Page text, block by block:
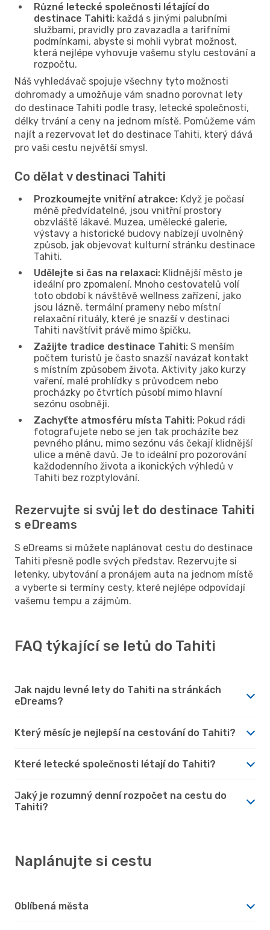
Různé letecké společnosti létající do
destinace Tahiti: každá s jinými palubními
službami, pravidly pro zavazadla a tarifními
podmínkami, abyste si mohli vybrat možnost,
která nejlépe vyhovuje vašemu stylu cestování a
rozpočtu.
Náš vyhledávač spojuje všechny tyto možnosti
dohromady a umožňuje vám snadno porovnat lety
do destinace Tahiti podle trasy, letecké společnosti,
délky trvání a ceny na jednom místě. Pomůžeme vám
najít a rezervovat let do destinace Tahiti, který dává
pro vaši cestu největší smysl.
Co dělat v destinaci Tahiti
Prozkoumejte vnitřní atrakce: Když je počasí
méně předvídatelné, jsou vnitřní prostory
obzvláště lákavé. Muzea, umělecké galerie,
výstavy a historické budovy nabízejí uvolněný
způsob, jak objevovat kulturní stránku destinace
Tahiti.
Udělejte si čas na relaxaci: Klidnější město je
ideální pro zpomalení. Mnoho cestovatelů volí
toto období k návštěvě wellness zařízení, jako
jsou lázně, termální prameny nebo místní
relaxační rituály, které je snazší v destinaci
Tahiti navštívit právě mimo špičku.
Zažijte tradice destinace Tahiti: S menším
počtem turistů je často snazší navázat kontakt
s místním způsobem života. Aktivity jako kurzy
vaření, malé prohlídky s průvodcem nebo
procházky po čtvrtích působí mimo hlavní
sezónu osobněji.
Zachyťte atmosféru místa Tahiti: Pokud rádi
fotografujete nebo se jen tak procházíte bez
pevného plánu, mimo sezónu vás čekají klidnější
ulice a méně davů. Je to ideální pro pozorování
každodenního života a ikonických výhledů v
Tahiti bez rozptylování.
Rezervujte si svůj let do destinace Tahiti
s eDreams
S eDreams si můžete naplánovat cestu do destinace
Tahiti přesně podle svých představ. Rezervujte si
letenky, ubytování a pronájem auta na jednom místě
a vyberte si termíny cesty, které nejlépe odpovídají
vašemu tempu a zájmům.
FAQ týkající se letů do Tahiti
Jak najdu levné lety do Tahiti na stránkách
eDreams?
Který měsíc je nejlepší na cestování do Tahiti?
Které letecké společnosti létají do Tahiti?
Jaký je rozumný denní rozpočet na cestu do
Tahiti?
Naplánujte si cestu
Oblíbená města